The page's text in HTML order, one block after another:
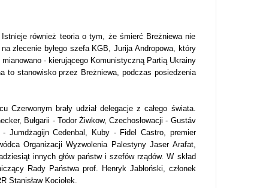
również teoria o tym, że śmierć Breżniewa nie
zlecenie byłego szefa KGB, Jurija Andropowa, który
- kierującego Komunistyczną Partią Ukrainy
to stanowisko przez Breżniewa, podczas posiedzenia
Czerwonym brały udział delegacje z całego świata.
Bułgarii - Todor Żiwkow, Czechosłowacji - Gustáv
Jumdżagijn Cedenbal, Kuby - Fidel Castro, premier
Organizacji Wyzwolenia Palestyny Jaser Arafat,
innych głów państw i szefów rządów. W skład
Rady Państwa prof. Henryk Jabłoński, członek
Stanisław Kociołek.